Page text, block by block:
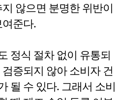
않으면 분명한 위반이
준다.
정식 절차 없이 유통되
증되지 않아 소비자 건
될 수 있다. 그래서 소비